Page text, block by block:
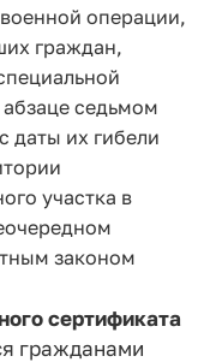
операции,
граждан,
седьмом
даты их гибели
участка в
законом
сертификата
гражданами